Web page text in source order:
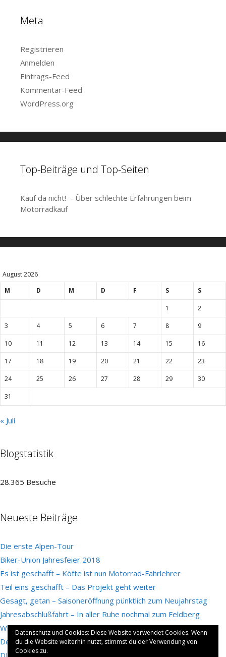
Meta
Registrieren
Anmelden
Eintrags-Feed
Kommentar-Feed
WordPress.org
Top-Beiträge und Top-Seiten
Kauf da nicht! - Über schlechte Erfahrungen beim
Motorradkauf
August 2026
M
D M D F S S
1 2
3 4 5 6 7 8 9
10 11 12 13 14 15 16
17 18 19 20 21 22 23
24 25 26 27 28 29 30
31
« Juli
Blogstatistik
28.365 Besuche
Neueste Beiträge
Die erste Alpen-Tour
Biker-Union Jahresfeier 2018
Es ist geschafft – Köfte ist nun Motorrad-Fahrlehrer
Teil eins geschafft – Das Projekt geht weiter
Gesagt, getan – Saisoneröffnung pünktlich zum Neujahrstag
Jahresabschlußfahrt – In aller Ruhe nochmal zum Feldberg
Wofür es sich zu kämpfen lohnt…
Der Dornröschenschlaf ist vorbei – Köfte schreibt wieder
DLzG für 2017
Datenschutz und Cookies: Diese Website verwendet Cookies. Wenn
du die Website weiterhin nutzt, stimmst du der Verwendung von
Cookies zu.